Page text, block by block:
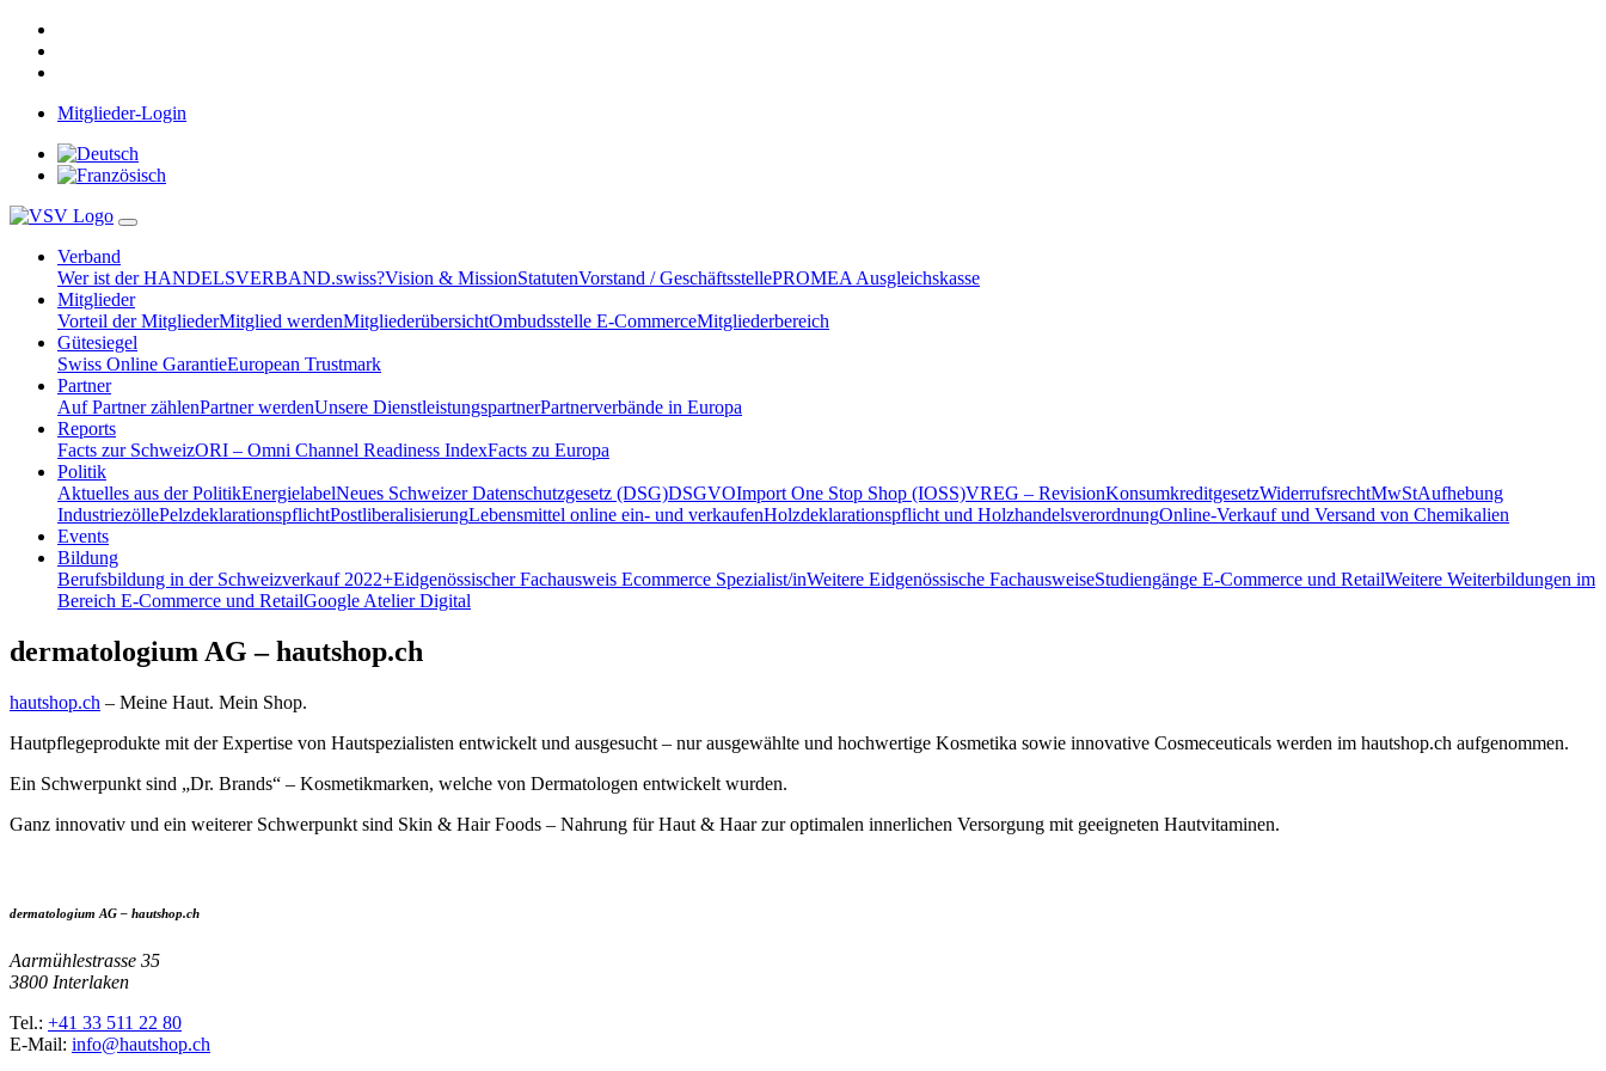
Mitglieder-Login
Verband
Wer ist der HANDELSVERBAND.swiss?Vision & MissionStatutenVorstand / GeschäftsstellePROMEA Ausgleichskasse
Mitglieder
Vorteil der MitgliederMitglied werdenMitgliederübersichtOmbudsstelle E-CommerceMitgliederbereich
Gütesiegel
Swiss Online GarantieEuropean Trustmark
Partner
Auf Partner zählenPartner werdenUnsere DienstleistungspartnerPartnerverbände in Europa
Reports
Facts zur SchweizORI – Omni Channel Readiness IndexFacts zu Europa
Politik
Aktuelles aus der PolitikEnergielabelNeues Schweizer Datenschutzgesetz (DSG)DSGVOImport One Stop Shop (IOSS)VREG – RevisionKonsumkreditgesetzWiderrufsrechtMwStAufhebung
IndustriezöllePelzdeklarationspflichtPostliberalisierungLebensmittel online ein- und verkaufenHolzdeklarationspflicht und HolzhandelsverordnungOnline-Verkauf und Versand von Chemikalien
Events
Bildung
Berufsbildung in der Schweizverkauf 2022+Eidgenössischer Fachausweis Ecommerce Spezialist/inWeitere Eidgenössische FachausweiseStudiengänge E-Commerce und RetailWeitere Weiterbildungen im
Bereich E-Commerce und RetailGoogle Atelier Digital
dermatologium AG – hautshop.ch
hautshop.ch – Meine Haut. Mein Shop.
Hautpflegeprodukte mit der Expertise von Hautspezialisten entwickelt und ausgesucht – nur ausgewählte und hochwertige Kosmetika sowie innovative Cosmeceuticals werden im hautshop.ch aufgenommen.
Ein Schwerpunkt sind „Dr. Brands“ – Kosmetikmarken, welche von Dermatologen entwickelt wurden.
Ganz innovativ und ein weiterer Schwerpunkt sind Skin & Hair Foods – Nahrung für Haut & Haar zur optimalen innerlichen Versorgung mit geeigneten Hautvitaminen.
dermatologium AG – hautshop.ch
Aarmühlestrasse 35
3800 Interlaken
Tel.: +41 33 511 22 80
E-Mail: info@hautshop.ch